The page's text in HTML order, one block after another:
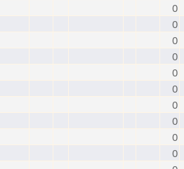
0
0
0
0
0
0
0
0
0
0